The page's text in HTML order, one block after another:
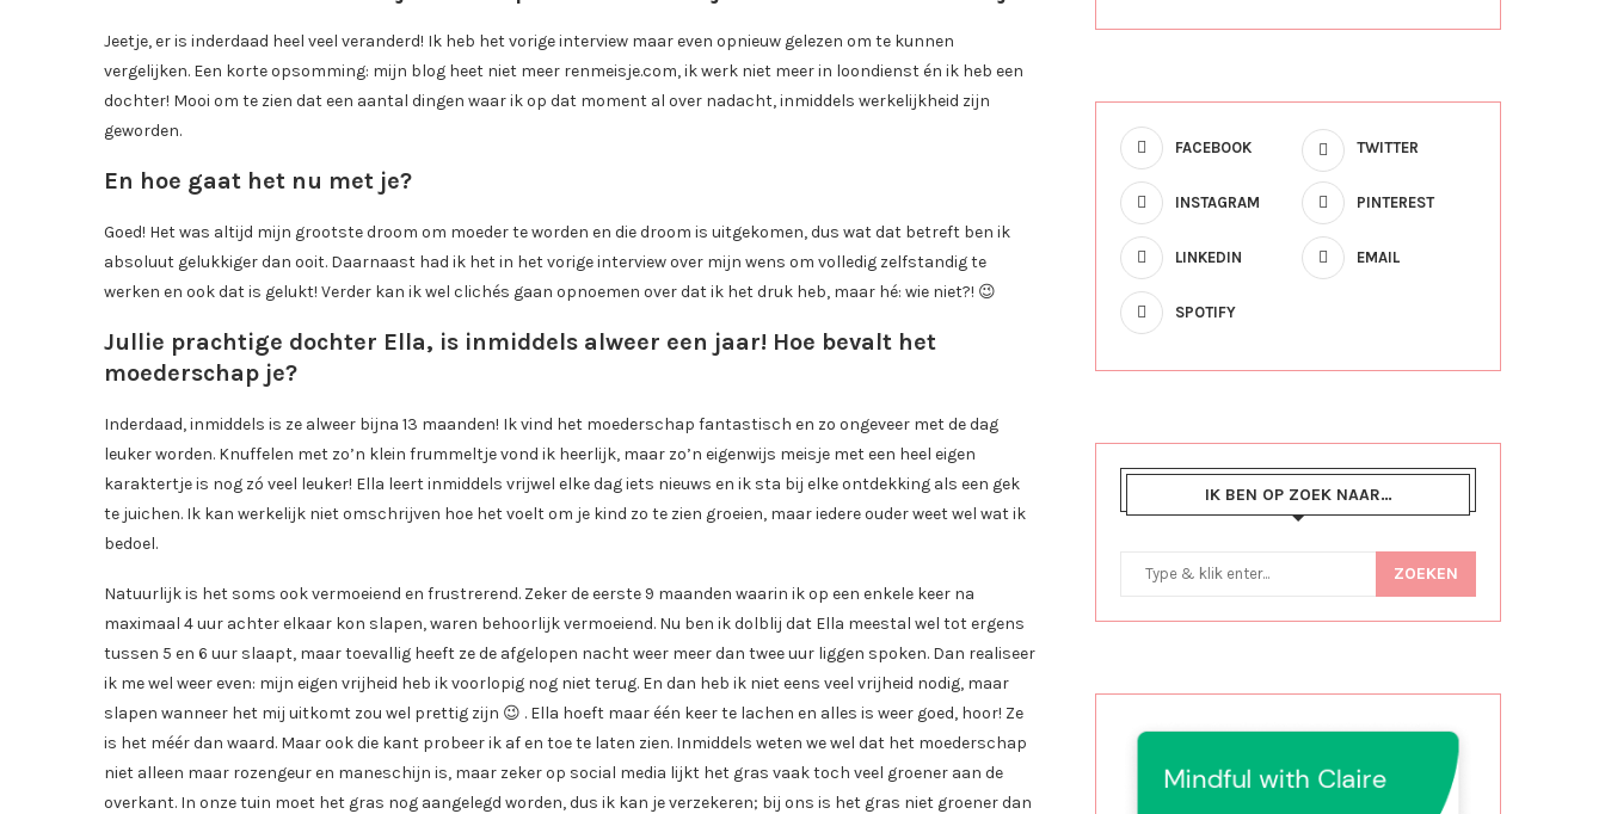
Jeetje, er is inderdaad heel veel veranderd! Ik heb het vorige interview maar even opnieuw gelezen om te kunnen
vergelijken. Een korte opsomming: mijn blog heet niet meer renmeisje.com, ik werk niet meer in loondienst én ik heb een
dochter! Mooi om te zien dat een aantal dingen waar ik op dat moment al over nadacht, inmiddels werkelijkheid zijn
geworden.
En hoe gaat het nu met je?
Goed! Het was altijd mijn grootste droom om moeder te worden en die droom is uitgekomen, dus wat dat betreft ben ik
absoluut gelukkiger dan ooit. Daarnaast had ik het in het vorige interview over mijn wens om volledig zelfstandig te
werken en ook dat is gelukt! Verder kan ik wel clichés gaan opnoemen over dat ik het druk heb, maar hé: wie niet?! 😉
Jullie prachtige dochter Ella, is inmiddels alweer een jaar! Hoe bevalt het
moederschap je?
Inderdaad, inmiddels is ze alweer bijna 13 maanden! Ik vind het moederschap fantastisch en zo ongeveer met de dag
leuker worden. Knuffelen met zo’n klein frummeltje vond ik heerlijk, maar zo’n eigenwijs meisje met een heel eigen
karaktertje is nog zó veel leuker! Ella leert inmiddels vrijwel elke dag iets nieuws en ik sta bij elke ontdekking als een gek
te juichen. Ik kan werkelijk niet omschrijven hoe het voelt om je kind zo te zien groeien, maar iedere ouder weet wel wat ik
bedoel.
Natuurlijk is het soms ook vermoeiend en frustrerend. Zeker de eerste 9 maanden waarin ik op een enkele keer na
maximaal 4 uur achter elkaar kon slapen, waren behoorlijk vermoeiend. Nu ben ik dolblij dat Ella meestal wel tot ergens
tussen 5 en 6 uur slaapt, maar toevallig heeft ze de afgelopen nacht weer meer dan twee uur liggen spoken. Dan realiseer
ik me wel weer even: mijn eigen vrijheid heb ik voorlopig nog niet terug. En dan heb ik niet eens veel vrijheid nodig, maar
slapen wanneer het mij uitkomt zou wel prettig zijn 😉 . Ella hoeft maar één keer te lachen en alles is weer goed, hoor! Ze
is het méér dan waard. Maar ook die kant probeer ik af en toe te laten zien. Inmiddels weten we wel dat het moederschap
niet alleen maar rozengeur en maneschijn is, maar zeker op social media lijkt het gras vaak toch veel groener aan de
overkant. In onze tuin moet het gras nog aangelegd worden, dus ik kan je verzekeren; bij ons is het gras niet groener dan
FACEBOOK TWITTER
INSTAGRAM PINTEREST
LINKEDIN EMAIL
SPOTIFY
IK BEN OP ZOEK NAAR…
ZOEKEN